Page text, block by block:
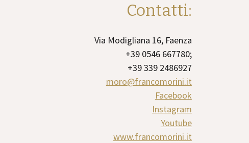
Contatti:
Via Modigliana 16, Faenza
+39 0546 667780;
+39 339 2486927
moro@francomorini.it
Facebook
Instagram
Youtube
www.francomorini.it